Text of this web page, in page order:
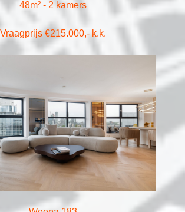
48m² - 2 kamers
Vraagprijs €215.000,- k.k.